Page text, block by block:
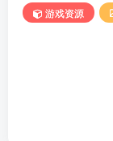
游戏资源